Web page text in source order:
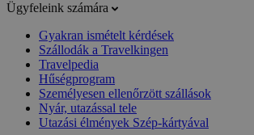
Ügyfeleink számára
Gyakran ismételt kérdések
Szállodák a Travelkingen
Travelpedia
Hűségprogram
Személyesen ellenőrzött szállások
Nyár, utazással tele
Utazási élmények Szép-kártyával